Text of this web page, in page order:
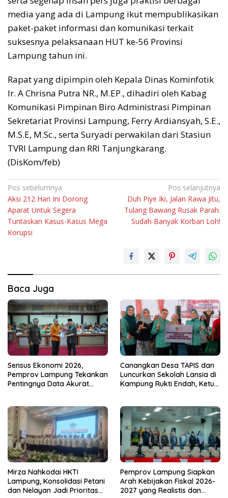
media yang ada di Lampung ikut mempublikasikan
paket-paket informasi dan komunikasi terkait
suksesnya pelaksanaan HUT ke-56 Provinsi
Lampung tahun ini.
Rapat yang dipimpin oleh Kepala Dinas Kominfotik
Ir. A Chrisna Putra NR., M.EP., dihadiri oleh Kabag
Komunikasi Pimpinan Biro Administrasi Pimpinan
Sekretariat Provinsi Lampung, Ferry Ardiansyah, S.E.,
M.S.E, M.Sc., serta Suryadi perwakilan dari Stasiun
TVRI Lampung dan RRI Tanjungkarang.
(DisKom/feb)
Navigasi
pos
Pos sebelumnya
Aksi 212 Hari Ini Dorong
Aparat Untuk Segera
Tuntaskan Kasus-Kasus Mega
Korupsi
Pos selanjutnya
Duh Piye Iki, Jalan Rawa Jitu,
Tulang Bawang Rusak Parah.
Sudah Banyak Korban Loh!
Baca Juga
Sensus Ekonomi 2026,
Pemprov Lampung Tekankan
Pentingnya Data Akurat
Canangkan Desa TAPIS dan
Luncurkan Sekolah Lansia di
Kampung Rukti Endah, Ketua
dari Desa
Mirza Nahkodai HKTI
Lampung, Konsolidasi Petani
dan Nelayan Jadi Prioritas
Pemprov Lampung Siapkan
Arah Kebijakan Fiskal 2026-
2027 yang Realistis dan